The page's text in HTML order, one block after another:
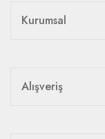
Kurumsal
Alışveriş